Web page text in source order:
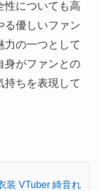
性についても高
る優しいファン
力の一つとして
身がファンとの
持ちを表現して
装 VTuber 綺音れ